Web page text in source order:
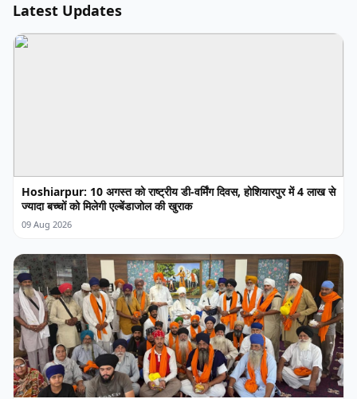
Latest Updates
Hoshiarpur: 10 अगस्त को राष्ट्रीय डी-वर्मिंग दिवस, होशियारपुर में 4 लाख से
ज्यादा बच्चों को मिलेगी एल्बेंडाजोल की खुराक
09 Aug 2026